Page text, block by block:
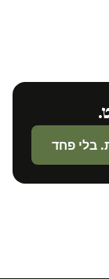
בלי פחד